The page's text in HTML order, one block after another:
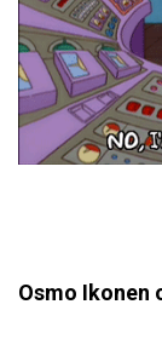
Osmo Ikonen